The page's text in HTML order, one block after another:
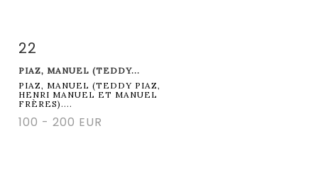
Fiche détaillée
22
PIAZ, MANUEL (TEDDY...
PIAZ, MANUEL (TEDDY PIAZ,
HENRI MANUEL ET MANUEL
FRÈRES)....
100 - 200 EUR